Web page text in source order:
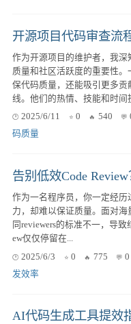
作为开源项目的维护者，我深
质量和社区活跃度的重要性
保代码质量，还能吸引更多
线。他们的热情、技能和时间
2025/6/11
0 540
码质量
作为一名程序员，你一定经历
力，却难以保证质量。面对
同reviewers的标准不一，导
ew仅仅停留在...
2025/6/3
0 775 0
发效率
AI代码生成工具提效